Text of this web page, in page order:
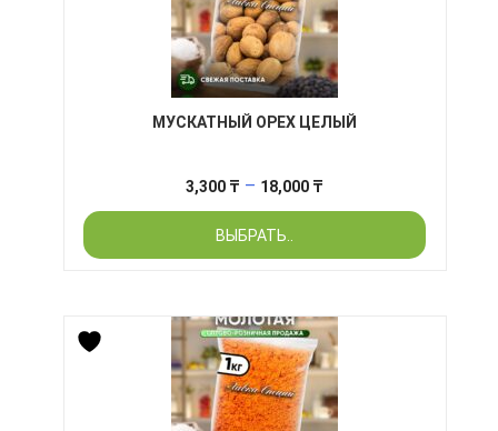
МУСКАТНЫЙ ОРЕХ ЦЕЛЫЙ
3,300 ₸ – 18,000 ₸
цен:
–
ВЫБРАТЬ..